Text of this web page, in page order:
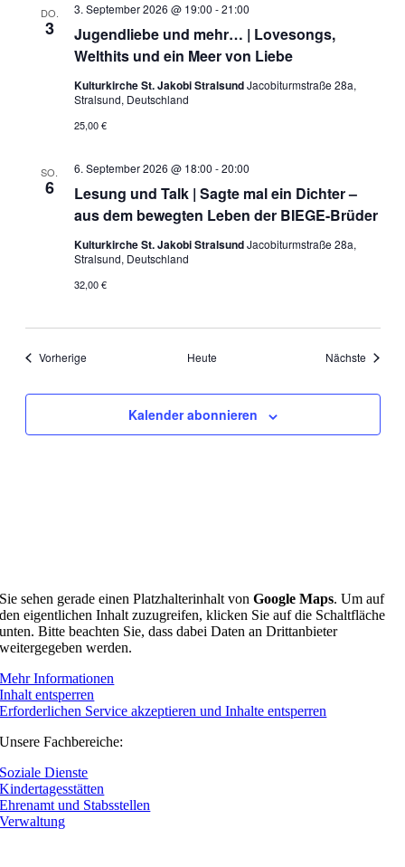
DO.
3
Jugendliebe und mehr… | Lovesongs,
Welthits und ein Meer von Liebe
3. September 2026 @ 19:00 -21:00
Kulturkirche St. Jakobi StralsundJacobiturmstraße 28a,
Stralsund, Deutschland
25,00 €
SO.
6
Lesung und Talk | Sagte mal ein Dichter –
aus dem bewegten Leben der BIEGE-Brüder
6. September 2026 @ 18:00 -20:00
Kulturkirche St. Jakobi StralsundJacobiturmstraße 28a,
Stralsund, Deutschland
32,00 €
VorherigeVeranstaltungen Heute Nächste
Kalender abonnieren
Sie sehen gerade einen Platzhalterinhalt vonGoogle Maps. Um auf
den eigentlichen Inhalt zuzugreifen, klicken Sie auf die Schaltfläche
unten. Bitte beachten Sie, dass dabei Daten an Drittanbieter
weitergegeben werden.
Mehr Informationen
Inhalt entsperren
Erforderlichen Service akzeptieren und Inhalte entsperren
Unsere Fachbereiche:
Soziale Dienste
Kindertagesstätten
Ehrenamt und Stabsstellen
Verwaltung